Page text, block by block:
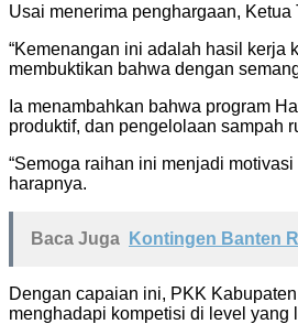
Usai menerima penghargaan,
“Kemenangan ini adalah hasil kerja
membuktikan bahwa dengan
Ia menambahkan bahwa program
produktif, dan pengelolaan sampah
“Semoga raihan ini menjadi
harapnya.
Baca Juga Kontingen Banten
Dengan capaian ini, PKK
menghadapi kompetisi di level yang